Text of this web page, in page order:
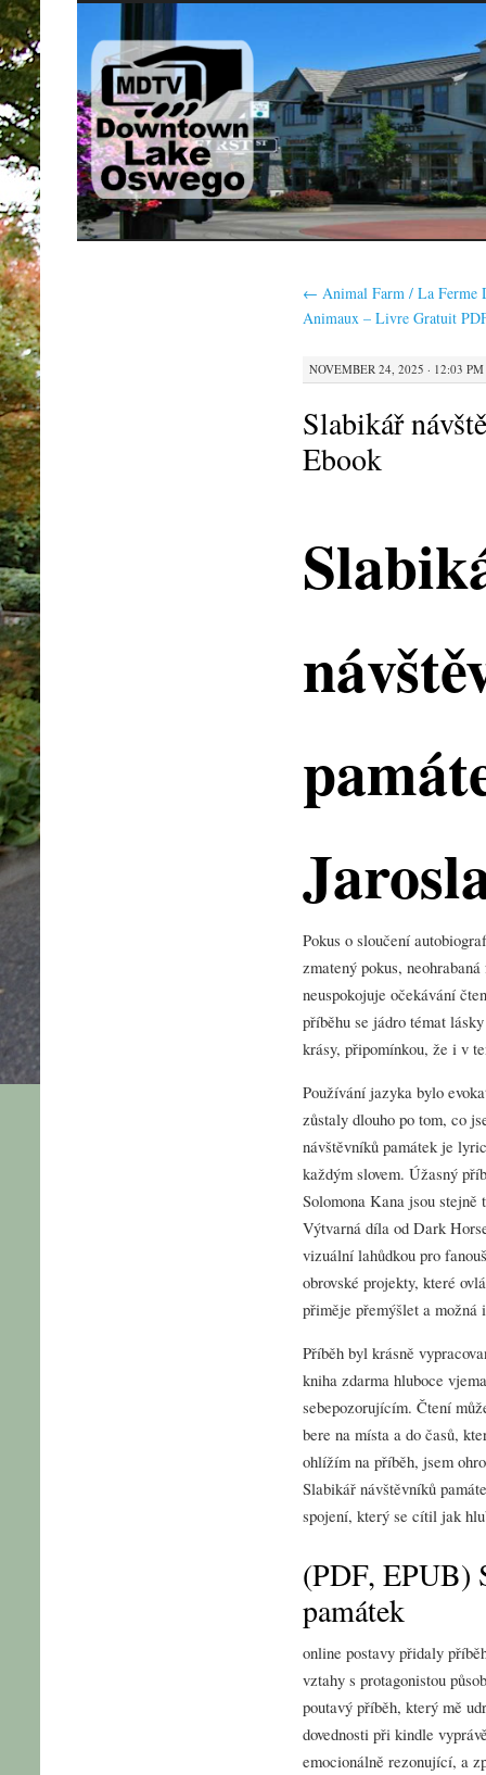
SKIP
TO
CONTENT
← Animal Farm / La Ferme
Animaux – Livre Gratuit
NOVEMBER 24, 2025 · 12:03 PM
Slabikář
Ebook
Pokus o sloučení
zmatený pokus,
neuspokojuje očekávání
příběhu se jádro témat
krásy, připomínkou, že i v
Používání jazyka bylo
zůstaly dlouho po tom, co
návštěvníků památek je
každým slovem. Úžasný
Solomona Kana jsou
Výtvarná díla od Dark
vizuální lahůdkou pro
obrovské projekty, které
přiměje přemýšlet a možná
Příběh byl krásně
kniha zdarma hluboce
sebepozorujícím. Čtení
bere na místa a do časů,
ohlížím na příběh, jsem
Slabikář návštěvníků
spojení, který se cítil jak
(PDF, EPUB)
památek
online postavy přidaly
vztahy s protagonistou
poutavý příběh, který mě
dovednosti při kindle
emocionálně rezonující, a